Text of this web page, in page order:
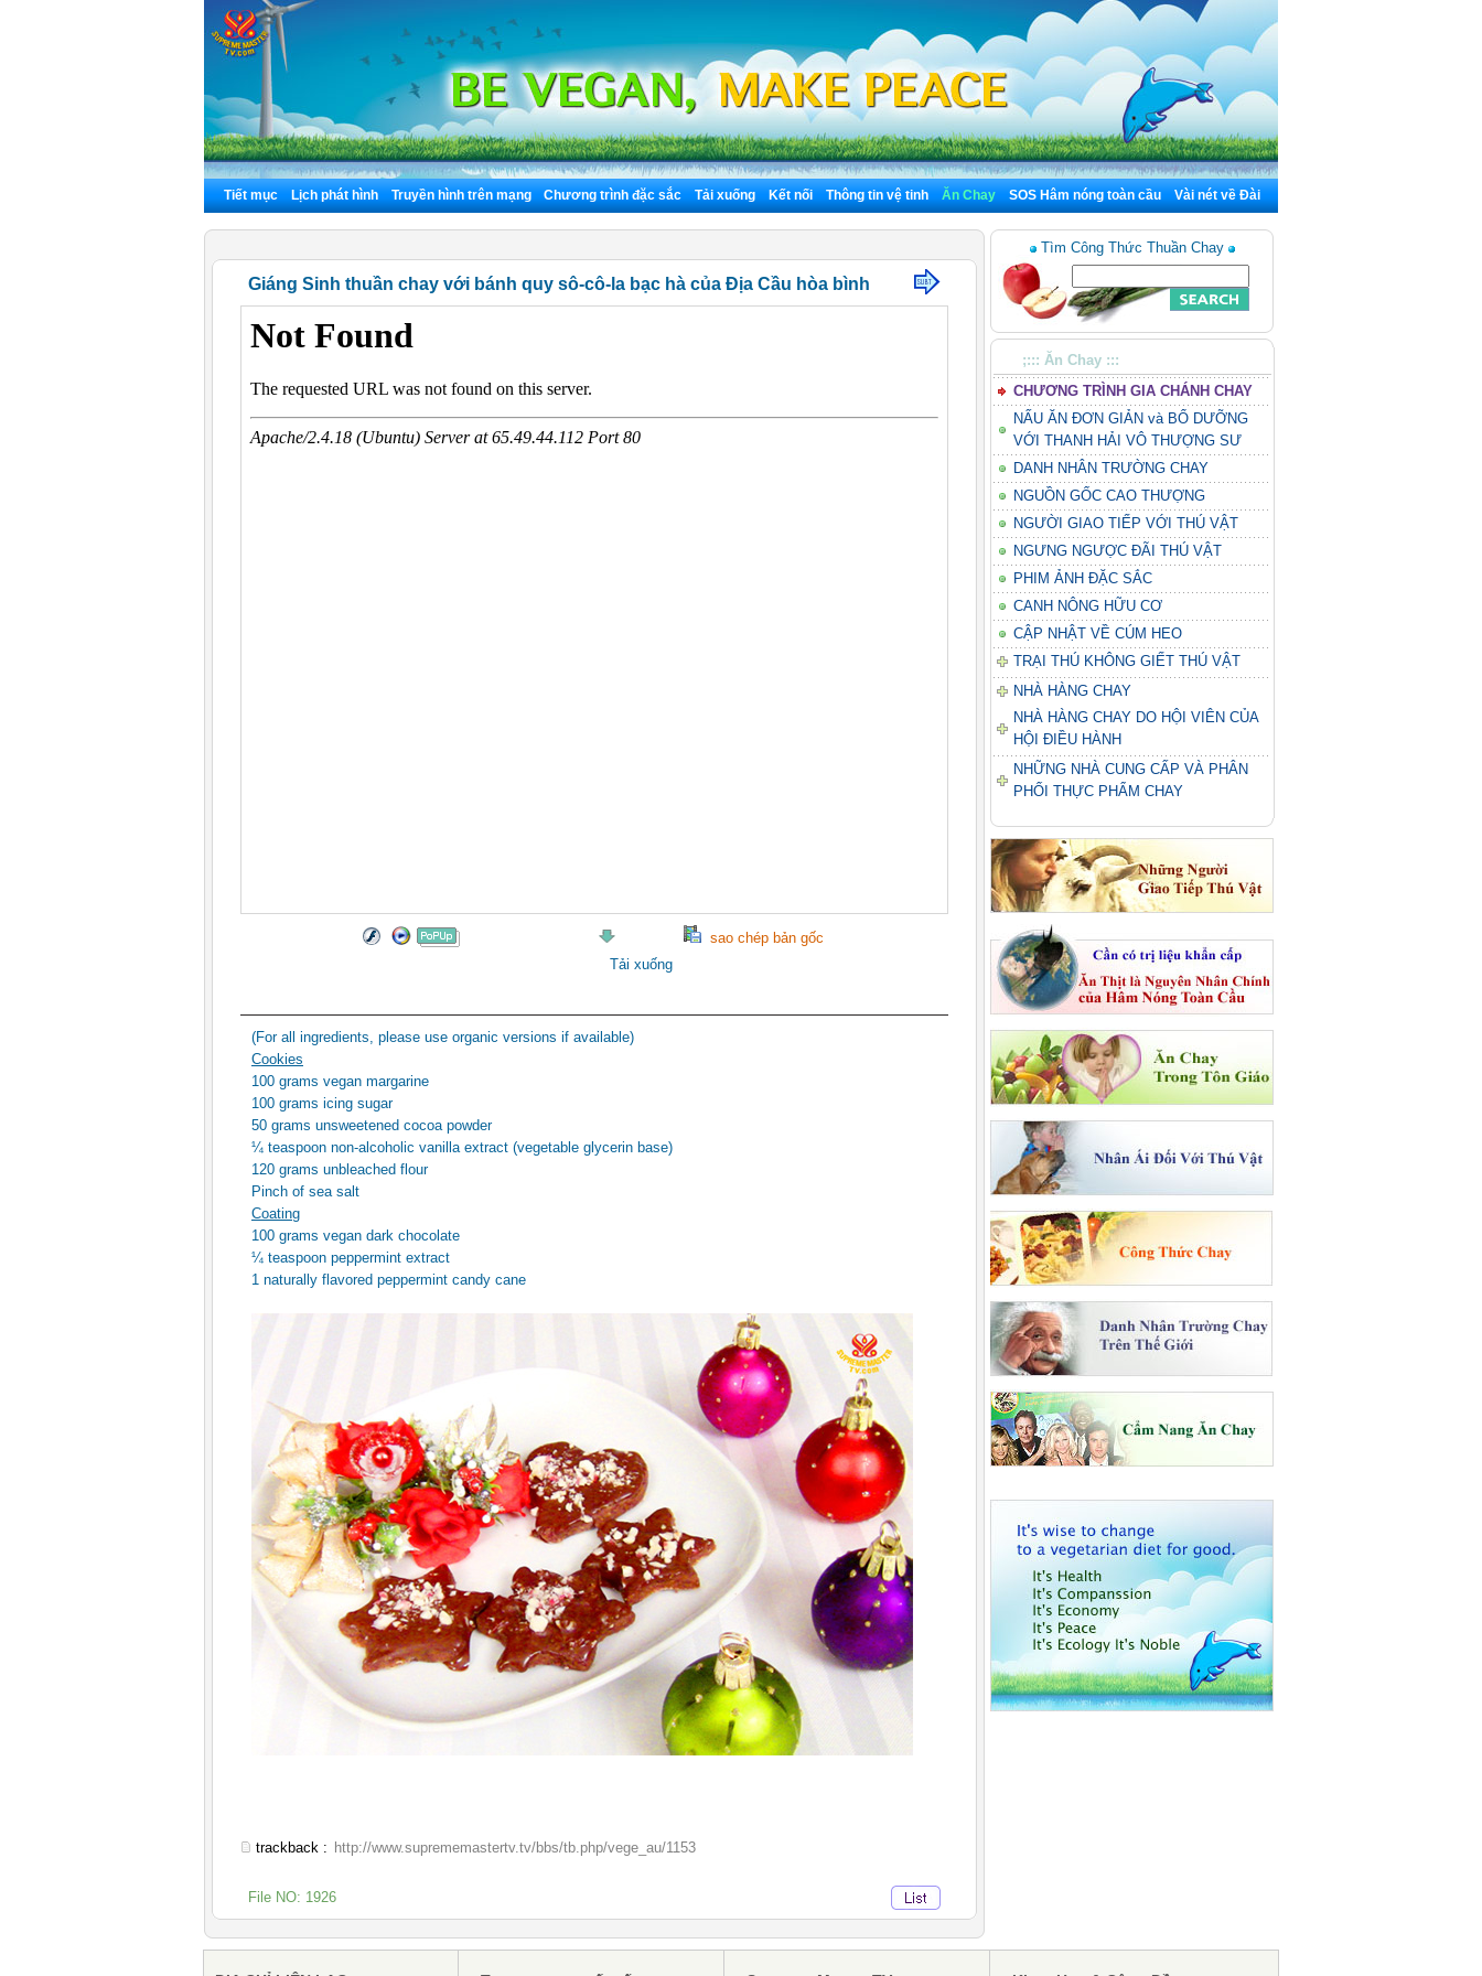
Tiết mục Lịch phát hình Truyền hình trên mạng Chương trình đặc sắc Tải xuống Kết nối Thông tin vệ tinh Ăn Chay SOS Hâm nóng toàn cầu Vài nét về Đài
Giáng Sinh thuần chay với bánh quy sô-cô-la bạc hà của Địa Cầu hòa bình
Tải xuống
sao chép bản gốc
(For all ingredients, please use organic versions if available)
Cookies
100 grams vegan margarine
100 grams icing sugar
50 grams unsweetened cocoa powder
¼ teaspoon non-alcoholic vanilla extract (vegetable glycerin base)
120 grams unbleached flour
Pinch of sea salt
Coating
100 grams vegan dark chocolate
¼ teaspoon peppermint extract
1 naturally flavored peppermint candy cane
trackback : http://www.suprememastertv.tv/bbs/tb.php/vege_au/1153
File NO: 1926
Tìm Công Thức Thuần Chay
;::: Ăn Chay :::
CHƯƠNG TRÌNH GIA CHÁNH CHAY
NẤU ĂN ĐƠN GIẢN và BỔ DƯỠNG
VỚI THANH HẢI VÔ THƯỢNG SƯ
DANH NHÂN TRƯỜNG CHAY
NGUỒN GỐC CAO THƯỢNG
NGƯỜI GIAO TIẾP VỚI THÚ VẬT
NGƯNG NGƯỢC ĐÃI THÚ VẬT
PHIM ẢNH ĐẶC SẮC
CANH NÔNG HỮU CƠ
CẬP NHẬT VỀ CÚM HEO
TRẠI THÚ KHÔNG GIẾT THÚ VẬT
NHÀ HÀNG CHAY
NHÀ HÀNG CHAY DO HỘI VIÊN CỦA
HỘI ĐIỀU HÀNH
NHỮNG NHÀ CUNG CẤP VÀ PHÂN
PHỐI THỰC PHẨM CHAY